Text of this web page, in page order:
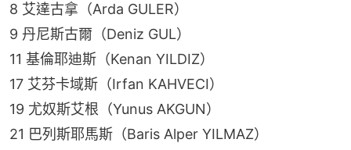
8 艾達古拿（Arda GULER）
9 丹尼斯古爾（Deniz GUL）
11 基倫耶迪斯（Kenan YILDIZ）
17 艾芬卡域斯（Irfan KAHVECI）
19 尤奴斯艾根（Yunus AKGUN）
21 巴列斯耶馬斯（Baris Alper YILMAZ）